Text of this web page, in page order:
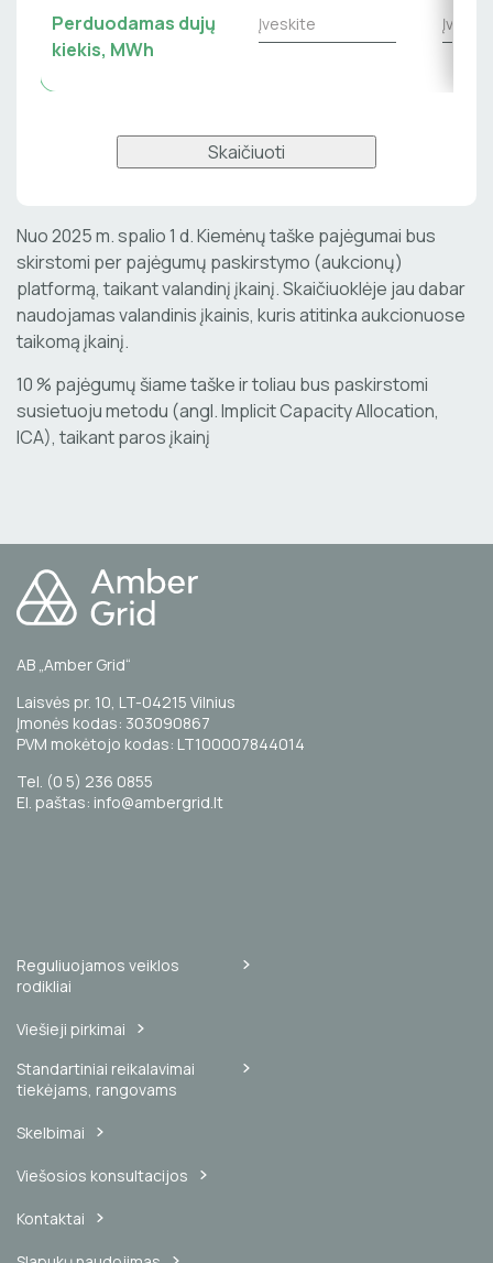
Perduodamas dujų
kiekis, MWh
Skaičiuoti
Nuo 2025 m. spalio 1 d. Kiemėnų taške pajėgumai bus
skirstomi per pajėgumų paskirstymo (aukcionų)
platformą, taikant valandinį įkainį. Skaičiuoklėje jau dabar
naudojamas valandinis įkainis, kuris atitinka aukcionuose
taikomą įkainį.
10 % pajėgumų šiame taške ir toliau bus paskirstomi
susietuoju metodu (angl. Implicit Capacity Allocation,
ICA), taikant paros įkainį
AB „Amber Grid“
Laisvės pr. 10, LT-04215 Vilnius
Įmonės kodas: 303090867
PVM mokėtojo kodas: LT100007844014
Tel. (0 5) 236 0855
El. paštas: info@ambergrid.lt
Reguliuojamos veiklos
rodikliai
Viešieji pirkimai
Standartiniai reikalavimai
tiekėjams, rangovams
Skelbimai
Viešosios konsultacijos
Kontaktai